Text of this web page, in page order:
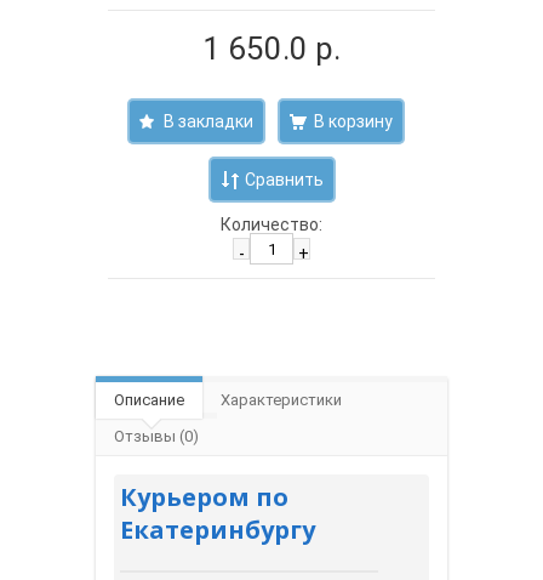
1 650.0 р.
В закладки
Сравнить
Количество:
-
+
Описание
Характеристики
Отзывы (0)
Курьером по
Екатеринбургу